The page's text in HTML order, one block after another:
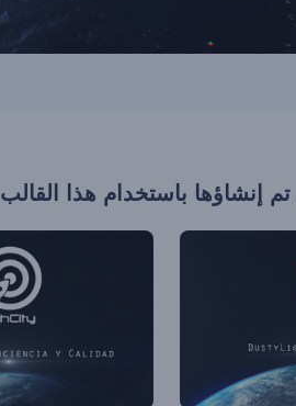
إنشاؤها باستخدام هذا القالب